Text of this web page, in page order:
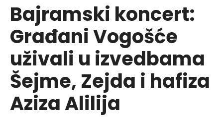
Bajramski koncert:
Građani Vogošće
uživali u izvedbama
Šejme, Zejda i hafiza
Aziza Alilija